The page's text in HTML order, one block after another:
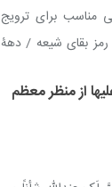
برای ترویج
رمز بقای شیعه / دهۀ
علیهم السلام /
از منظر معظم